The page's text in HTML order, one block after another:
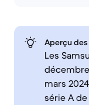
Aperçu
Les
mars
série A